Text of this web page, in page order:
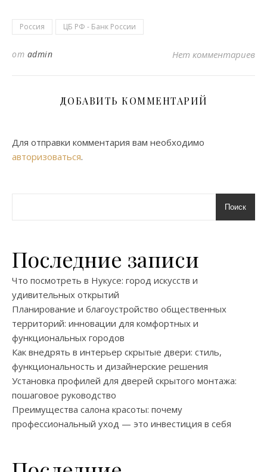
Россия ЦБ РФ - Банк России
от admin Нет комментариев
ДОБАВИТЬ КОММЕНТАРИЙ
Для отправки комментария вам необходимо
авторизоваться.
Поиск
Последние записи
Что посмотреть в Нукусе: город искусств и
удивительных открытий
Планирование и благоустройство общественных
территорий: инновации для комфортных и
функциональных городов
Как внедрять в интерьер скрытые двери: стиль,
функциональность и дизайнерские решения
Установка профилей для дверей скрытого монтажа:
пошаговое руководство
Преимущества салона красоты: почему
профессиональный уход — это инвестиция в себя